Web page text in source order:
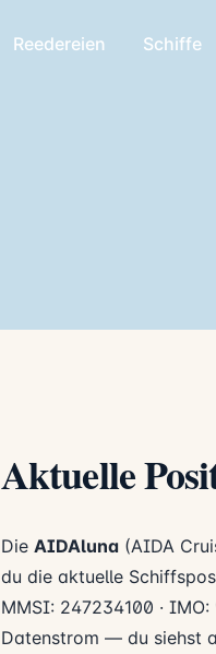
Reedereien Schiffe
Aktuelle
Die AIDAluna (AIDA
du die aktuelle
MMSI: 247234100 ·
Datenstrom — du siehst